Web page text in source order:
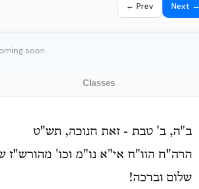
← Prev Next →
soon
Classes
ב"ה, ב' טבת - זאת חנוכה, תש"ט
הרה"ח הוו"ח אי"א נו"מ וכו' מהורש"ז
שלום וברכה!